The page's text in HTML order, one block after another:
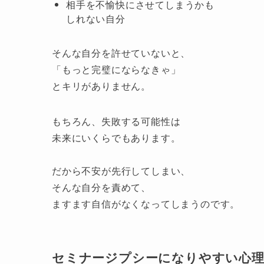
相手を不愉快にさせてしまうかも
しれない自分
そんな自分を許せていないと、
「もっと完璧にならなきゃ」
とキリがありません。
もちろん、失敗する可能性は
未来にいくらでもあります。
だから不安が先行してしまい、
そんな自分を責めて、
ますます自信がなくなってしまうのです。
セミナージプシーになりやすい心